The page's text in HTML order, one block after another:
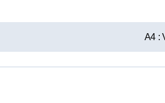
A4 :